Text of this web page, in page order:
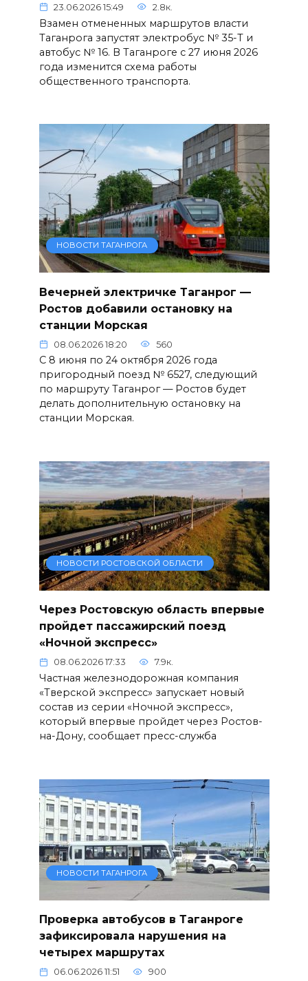
23.06.2026 15:49 2.8к.
Взамен отмененных маршрутов власти
Таганрога запустят электробус № 35-Т и
автобус № 16. В Таганроге с 27 июня 2026
года изменится схема работы
общественного транспорта.
НОВОСТИ ТАГАНРОГА
Вечерней электричке Таганрог —
Ростов добавили остановку на
станции Морская
08.06.2026 18:20 560
С 8 июня по 24 октября 2026 года
пригородный поезд № 6527, следующий
по маршруту Таганрог — Ростов будет
делать дополнительную остановку на
станции Морская.
НОВОСТИ РОСТОВСКОЙ ОБЛАСТИ
Через Ростовскую область впервые
пройдет пассажирский поезд
«Ночной экспресс»
08.06.2026 17:33 7.9к.
Частная железнодорожная компания
«Тверской экспресс» запускает новый
состав из серии «Ночной экспресс»,
который впервые пройдет через Ростов-
на-Дону, сообщает пресс-служба
НОВОСТИ ТАГАНРОГА
Проверка автобусов в Таганроге
зафиксировала нарушения на
четырех маршрутах
06.06.2026 11:51 900